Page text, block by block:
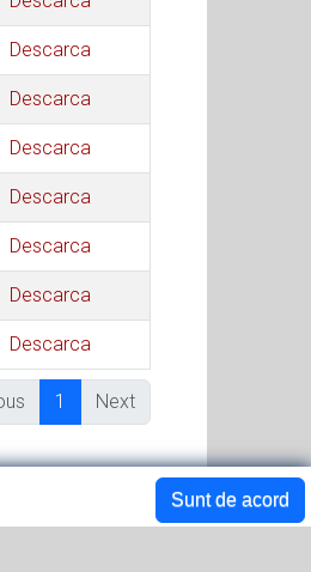
Descarca
Descarca
Descarca
Descarca
Descarca
Descarca
Descarca
1 Next
Sunt de acord